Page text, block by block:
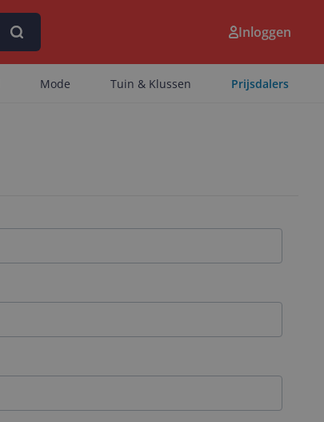
Inloggen
Mode Tuin & Klussen Prijsdalers